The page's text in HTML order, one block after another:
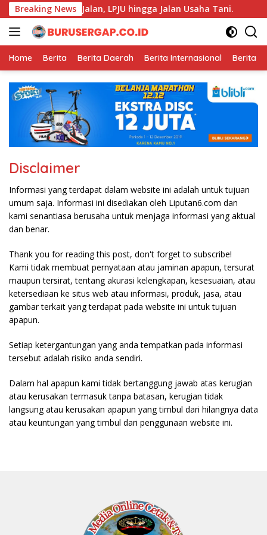
Langsung
ke
konten
Breaking News
Titip Aspirasi Jalan, LPJU hingga Jalan Usaha Tani.
Home Berita Berita Daerah Berita Internasional Berita
Disclaimer
Informasi yang terdapat dalam website ini adalah untuk tujuan
umum saja. Informasi ini disediakan oleh Liputan6.com dan
kami senantiasa berusaha untuk menjaga informasi yang aktual
dan benar.
Thank you for reading this post, don't forget to subscribe!
Kami tidak membuat pernyataan atau jaminan apapun, tersurat
maupun tersirat, tentang akurasi kelengkapan, kesesuaian, atau
ketersediaan ke situs web atau informasi, produk, jasa, atau
gambar terkait yang terdapat pada website ini untuk tujuan
apapun.
Setiap ketergantungan yang anda tempatkan pada informasi
tersebut adalah risiko anda sendiri.
Dalam hal apapun kami tidak bertanggung jawab atas kerugian
atau kerusakan termasuk tanpa batasan, kerugian tidak
langsung atau kerusakan apapun yang timbul dari hilangnya data
atau keuntungan yang timbul dari penggunaan website ini.